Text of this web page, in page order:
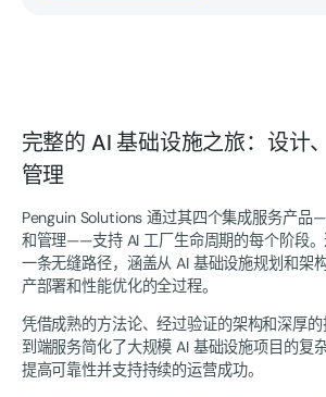
完整的 AI 基础设施之旅：设计
管理
Penguin Solutions 通过其四个集成服务产品
和管理——支持 AI 工厂生命周期的每个阶段
一条无缝路径，涵盖从 AI 基础设施规划和架
产部署和性能优化的全过程。
凭借成熟的方法论、经过验证的架构和深厚
到端服务简化了大规模 AI 基础设施项目的复
提高可靠性并支持持续的运营成功。